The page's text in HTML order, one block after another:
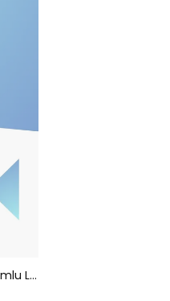
Anker Eufy L70 Robot Süpürge Uyumlu Lidar Sensörü T2190